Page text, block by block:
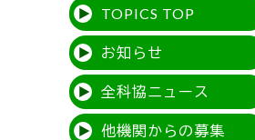
TOPICS TOP
お知らせ
全科協ニュース
他機関からの募集